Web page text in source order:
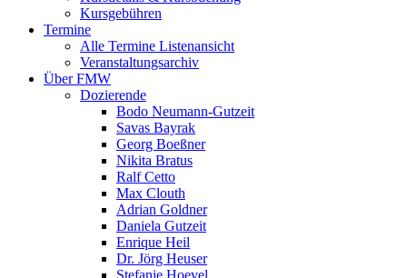
Kursgebühren
Termine
Alle Termine Listenansicht
Veranstaltungsarchiv
Über FMW
Dozierende
Bodo Neumann-Gutzeit
Savas Bayrak
Georg Boeßner
Nikita Bratus
Ralf Cetto
Max Clouth
Adrian Goldner
Daniela Gutzeit
Enrique Heil
Dr. Jörg Heuser
Stefanie Hoevel